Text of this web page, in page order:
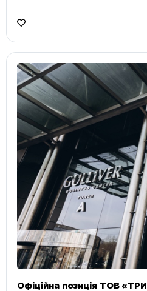
Офіційна позиція ТОВ